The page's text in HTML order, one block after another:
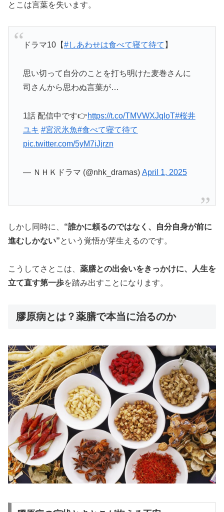
とこは言葉を失います。
ドラマ10【#しあわせは食べて寝て待て 】
思い切って自分のことを打ち明けた麦巻さんに
司さんから思わぬ言葉が…
1話 配信中です👉https://t.co/TMVWXJqIoT#桜井
ユキ #宮沢氷魚#食べて寝て待て
pic.twitter.com/5yM7iJjrzn
— ＮＨＫドラマ (@nhk_dramas) April 1, 2025
しかし同時に、 “誰かに頼るのではなく、自分自身が前に
進むしかない”という覚悟が芽生えるのです。
こうしてさとこは、 薬膳との出会いをきっかけに、人生を
立て直す第一歩を踏み出すことになります。
膠原病とは？薬膳で本当に治るのか